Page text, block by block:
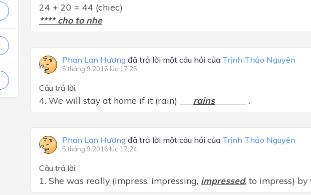
24 + 20 = 44 (chiec)
**** cho to nhe
Phan Lan Hương đã trả lời một câu hỏi của Trịnh Thảo Nguyên
5 tháng 9 2016 lúc 17:25
Câu trả lời:
4. We will stay at home if it (rain) ___ rains_______ .
Phan Lan Hương đã trả lời một câu hỏi của Trịnh Thảo Nguyên
5 tháng 9 2016 lúc 17:24
Câu trả lời:
1. She was really (impress, impressing, impressed, to impress)